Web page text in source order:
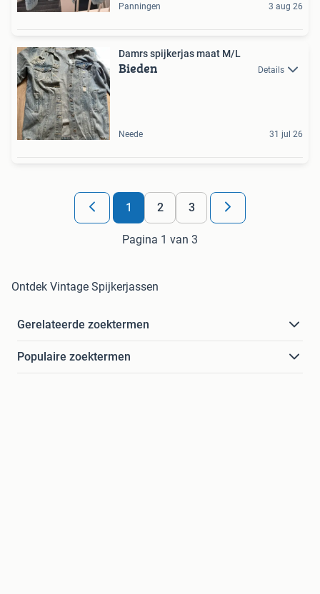
Panningen 3 aug 26
Damrs spijkerjas maat M/L
Bieden Details
Neede 31 jul 26
1 2 3
Pagina 1 van 3
Ontdek Vintage Spijkerjassen
Gerelateerde zoektermen
Populaire zoektermen